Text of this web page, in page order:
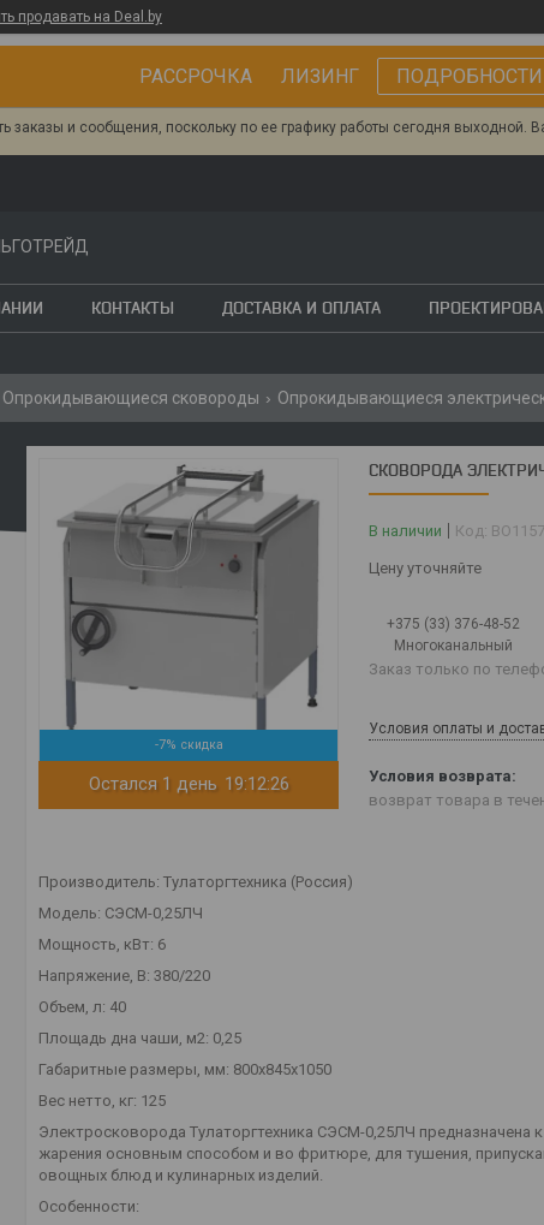
продавать на Deal.by
РАССРОЧКА ЛИЗИНГ ПОДРОБНОСТИ
заказы и сообщения, поскольку по ее графику работы сегодня выходной.
КОНТАКТЫ ДОСТАВКА И ОПЛАТА
Опрокидывающиеся сковороды Опрокидывающиеся
-7%
Остался 1 день 19:12:26
СКОВОРОДА
В наличии Код:
Цену уточняйте
+375 (33) 376-48-52
Многоканальный
Заказ только по
Условия оплаты и
возврат товара в
Производитель: Тулаторгтехника (Россия)
Модель: СЭСМ-0,25ЛЧ
Мощность, кВт: 6
Напряжение, В: 380/220
Объем, л: 40
Площадь дна чаши, м2: 0,25
Габаритные размеры, мм: 800х845х1050
Вес нетто, кг: 125
Электросковорода Тулаторгтехника СЭСМ-0,25ЛЧ предназначена
жарения основным способом и во фритюре, для тушения,
овощных блюд и кулинарных изделий.
Особенности: